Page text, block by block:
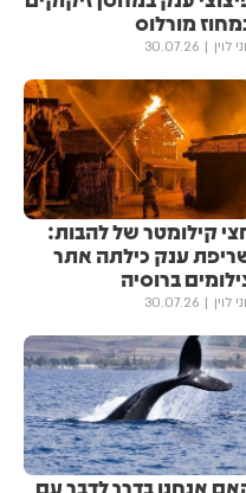
מורלוס
לוין 30.07.26
קילומטר של להבות:
ענק כילתה אתר
ברוסיה
לוין 30.07.26
אנחנו בדרך לדבר עם